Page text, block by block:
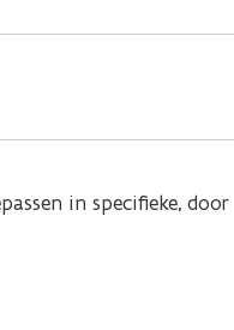
in specifieke, door